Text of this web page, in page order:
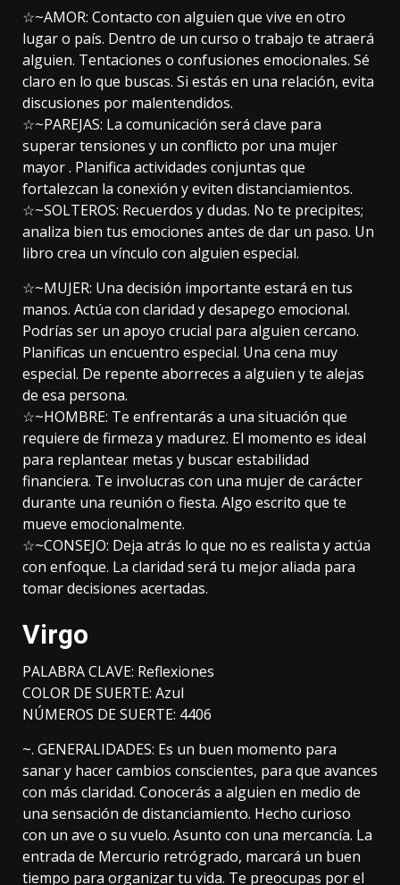
☆~AMOR: Contacto con alguien que vive en otro
lugar o país. Dentro de un curso o trabajo te atraerá
alguien. Tentaciones o confusiones emocionales. Sé
claro en lo que buscas. Si estás en una relación, evita
discusiones por malentendidos.
☆~PAREJAS: La comunicación será clave para
superar tensiones y un conflicto por una mujer
mayor . Planifica actividades conjuntas que
fortalezcan la conexión y eviten distanciamientos.
☆~SOLTEROS: Recuerdos y dudas. No te precipites;
analiza bien tus emociones antes de dar un paso. Un
libro crea un vínculo con alguien especial.
☆~MUJER: Una decisión importante estará en tus
manos. Actúa con claridad y desapego emocional.
Podrías ser un apoyo crucial para alguien cercano.
Planificas un encuentro especial. Una cena muy
especial. De repente aborreces a alguien y te alejas
de esa persona.
☆~HOMBRE: Te enfrentarás a una situación que
requiere de firmeza y madurez. El momento es ideal
para replantear metas y buscar estabilidad
financiera. Te involucras con una mujer de carácter
durante una reunión o fiesta. Algo escrito que te
mueve emocionalmente.
☆~CONSEJO: Deja atrás lo que no es realista y actúa
con enfoque. La claridad será tu mejor aliada para
tomar decisiones acertadas.
Virgo
PALABRA CLAVE: Reflexiones
COLOR DE SUERTE: Azul
NÚMEROS DE SUERTE: 4406
~. GENERALIDADES: Es un buen momento para
sanar y hacer cambios conscientes, para que avances
con más claridad. Conocerás a alguien en medio de
una sensación de distanciamiento. Hecho curioso
con un ave o su vuelo. Asunto con una mercancía. La
entrada de Mercurio retrógrado, marcará un buen
tiempo para organizar tu vida. Te preocupas por el